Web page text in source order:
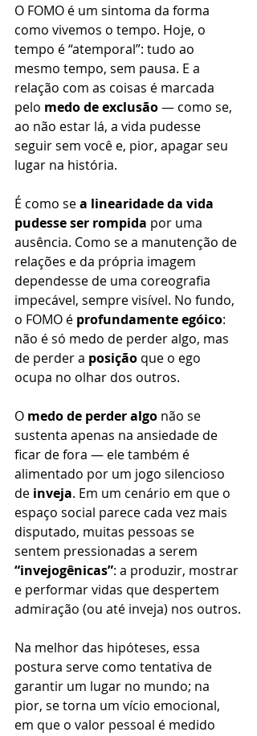
O FOMO é um sintoma da forma
como vivemos o tempo. Hoje, o
tempo é “atemporal”: tudo ao
mesmo tempo, sem pausa. E a
relação com as coisas é marcada
pelo medo de exclusão — como se,
ao não estar lá, a vida pudesse
seguir sem você e, pior, apagar seu
lugar na história.
É como se a linearidade da vida
pudesse ser rompida por uma
ausência. Como se a manutenção de
relações e da própria imagem
dependesse de uma coreografia
impecável, sempre visível. No fundo,
o FOMO é profundamente egóico:
não é só medo de perder algo, mas
de perder a posição que o ego
ocupa no olhar dos outros.
O medo de perder algo não se
sustenta apenas na ansiedade de
ficar de fora — ele também é
alimentado por um jogo silencioso
de inveja. Em um cenário em que o
espaço social parece cada vez mais
disputado, muitas pessoas se
sentem pressionadas a serem
“invejogênicas”: a produzir, mostrar
e performar vidas que despertem
admiração (ou até inveja) nos outros.
Na melhor das hipóteses, essa
postura serve como tentativa de
garantir um lugar no mundo; na
pior, se torna um vício emocional,
em que o valor pessoal é medido